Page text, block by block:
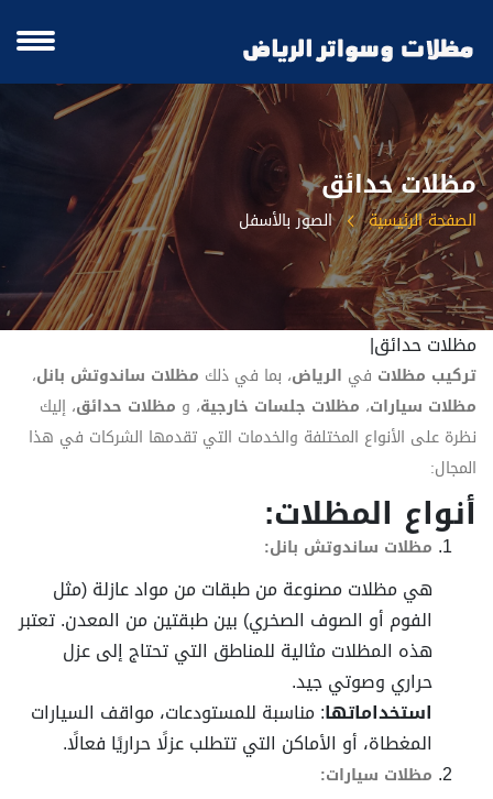
مظلات حدائق
الصفحة الرئيسية الصور بالأسفل
مظلات حدائق|
تركيب مظلات في الرياض، بما في ذلك مظلات ساندوتش بانل،
مظلات سيارات، مظلات جلسات خارجية، و مظلات حدائق، إليك
نظرة على الأنواع المختلفة والخدمات التي تقدمها الشركات في هذا
المجال:
أنواع المظلات:
مظلات ساندوتش بانل:
هي مظلات مصنوعة من طبقات من مواد عازلة (مثل
الفوم أو الصوف الصخري) بين طبقتين من المعدن. تعتبر
هذه المظلات مثالية للمناطق التي تحتاج إلى عزل
حراري وصوتي جيد.
استخداماتها: مناسبة للمستودعات، مواقف السيارات
المغطاة، أو الأماكن التي تتطلب عزلًا حراريًا فعالًا.
مظلات سيارات: